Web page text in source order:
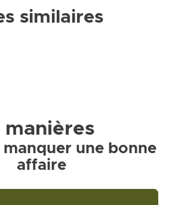
similaires
manières
manquer une bonne
affaire